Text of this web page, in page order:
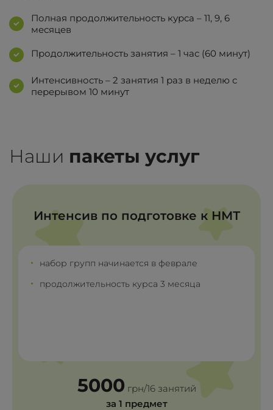
Полная продолжительность курса – 11, 9, 6
месяцев
Продолжительность занятия – 1 час (60 минут)
Интенсивность – 2 занятия 1 раз в неделю с
перерывом 10 минут
Наши пакеты услуг
Интенсив по подготовке к НМТ
• набор групп начинается в феврале
• продолжительность курса 3 месяца
5000 грн/16 занятий
за 1 предмет